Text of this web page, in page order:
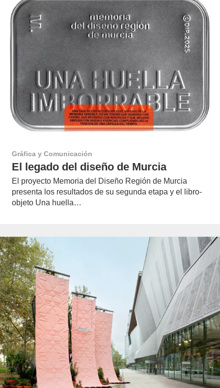
Gráfica y Comunicación
El legado del diseño de Murcia
El proyecto Memoria del Diseño Región de Murcia
presenta los resultados de su segunda etapa y el libro-
objeto Una huella…